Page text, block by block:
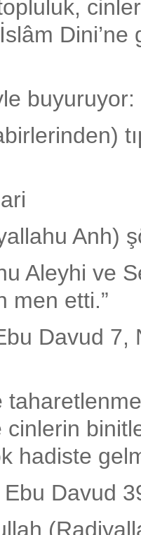
buyuruyor:
Anh)
Aleyhi ve
men etti.”
Davud
hadiste
Davud